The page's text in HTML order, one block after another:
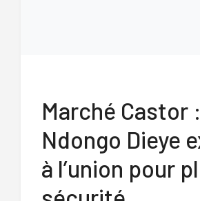
Marché Castor :
Ndongo Dieye
à l’union pour